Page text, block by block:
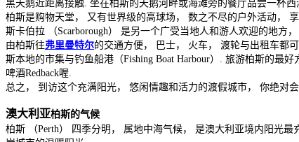
黑天鹅近距离接触. 坐在柏斯的天鹅河畔或海滩旁的餐厅品尝一杯
柏斯是购物天堂， 又有世界级的高球场， 数之不尽的户外活动，
斯卡伯拉 （Scarborough） 是另一个广受当地人和游人欢迎的地方
由柏斯往弗里曼特尔的交通方便， 巴士， 火车， 渡轮与出租车都
斯本地的市集与钓鱼船港（Fishing Boat Harbour）. 旅游柏斯的最
啤酒Redback喔.
总之， 到访这个充满阳光， 悠闲情趣和活力的渡假城市， 你绝对
澳大利亚柏斯的气候
柏斯 （Perth） 四季分明， 属地中海气候， 是澳大利亚境内阳光